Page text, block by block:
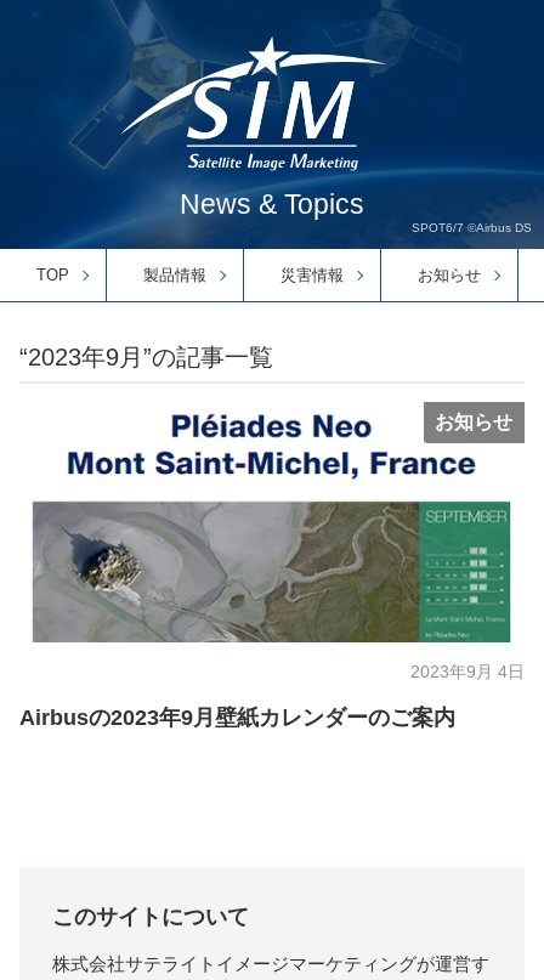
News & Topics
SPOT6/7 ©Airbus DS
TOP 製品情報 災害情報 お知らせ
“2023年9月”の記事一覧
お知らせ
2023年9月 4日
Airbusの2023年9月壁紙カレンダーのご案内
このサイトについて
株式会社サテライトイメージマーケティングが運営す